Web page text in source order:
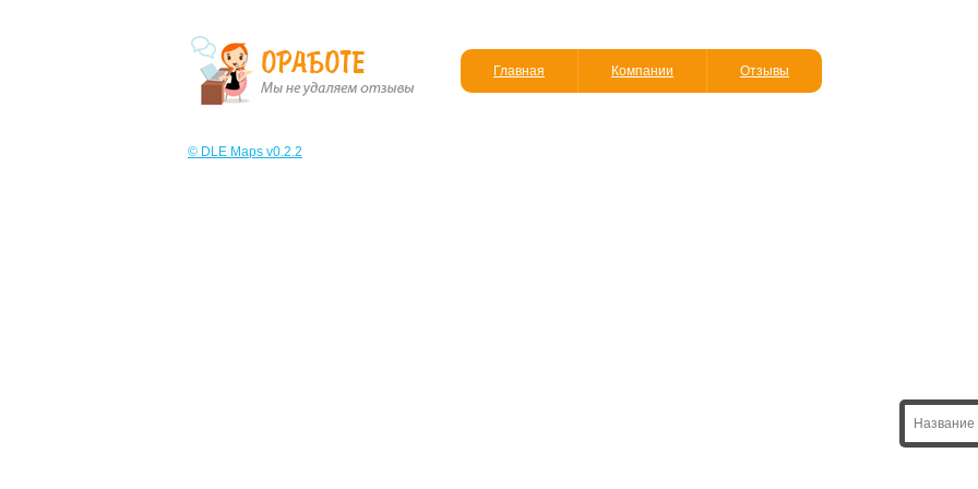
Главная Компании Отзывы
© DLE Maps v0.2.2